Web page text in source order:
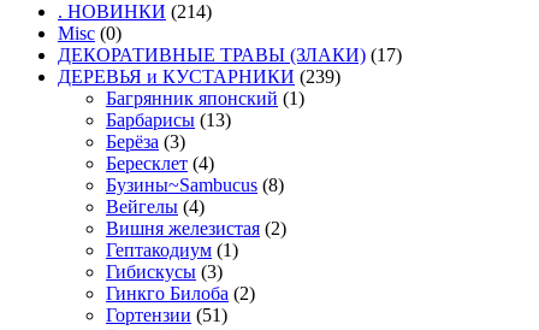
. НОВИНКИ (214)
Misc (0)
ДЕКОРАТИВНЫЕ ТРАВЫ (ЗЛАКИ) (17)
ДЕРЕВЬЯ и КУСТАРНИКИ (239)
Багрянник японский (1)
Барбарисы (13)
Берёза (3)
Бересклет (4)
Бузины~Sambucus (8)
Вейгелы (4)
Вишня железистая (2)
Гептакодиум (1)
Гибискусы (3)
Гинкго Билоба (2)
Гортензии (51)